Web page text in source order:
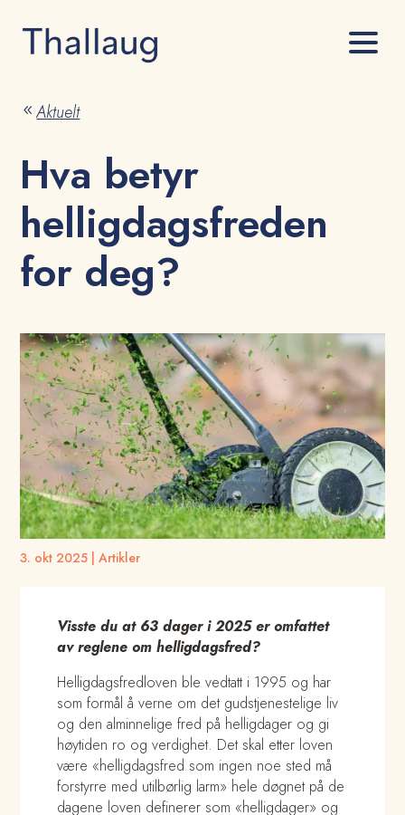
8 Aktuelt
Hva betyr
helligdagsfreden
for deg?
3. okt 2025 |Artikler
Visste du at 63 dager i 2025 er omfattet
av reglene om helligdagsfred?
Helligdagsfredloven ble vedtatt i 1995 og har
som formål å verne om det gudstjenestelige liv
og den alminnelige fred på helligdager og gi
høytiden ro og verdighet. Det skal etter loven
være «helligdagsfred som ingen noe sted må
forstyrre med utilbørlig larm» hele døgnet på de
dagene loven definerer som «helligdager» og